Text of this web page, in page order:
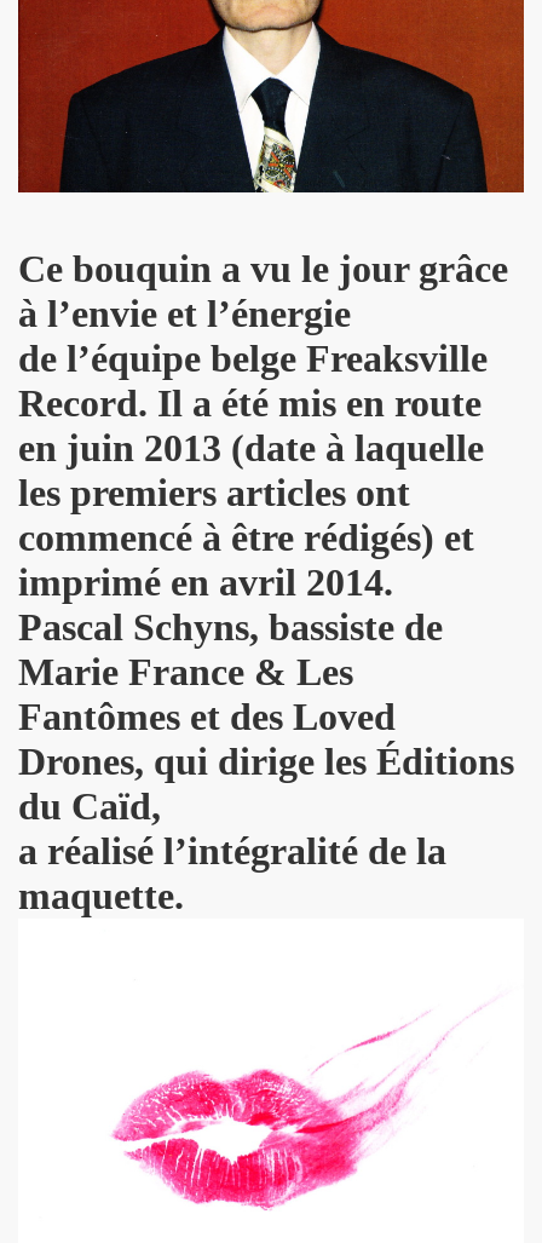
Ce bouquin a vu le jour grâce
à l’envie et l’énergie
de l’équipe belge Freaksville
Record. Il a été mis en route
en juin 2013 (date à laquelle
les premiers articles ont
commencé à être rédigés) et
imprimé en avril 2014.
Pascal Schyns, bassiste de
Marie France & Les
Fantômes et des Loved
Drones, qui dirige les Éditions
du Caïd,
a réalisé l’intégralité de la
maquette.
15 septembre 2019 a Paris pour la promotion de son
de vague à l'âme", "Tendre assassine") le 10 juillet
16 juillet 2019 a Paris pour son miniconcert "Tendre
concert le 27 juin 2019 a la Maroquinerie (Paris) :
album solo de YAROL POUPAUD.
avril 2019 a Paris pour la suite de l enregistrement de
concert") : chronique de son album "J'ai quelque
au 11 fevrier 2019 a Paris pour l enregistrement de
17 septembre 2018 a Paris.
en août 2018 pour rendre visite a MARIE FRANCE.
du 29 juin au 8 juillet 2018 pour le tournage du film
Duvall", "39 de fievre") : interview dans "La Gazette du
("Les rocks les plus terribles"), BOBBIE
auteur de huit textes de l album "JOHNNY,
fevrier 2018 a Paris.
de MARIE FRANCE (avec STAIV GENTIS) par
Jacques Duvall") dans l'exposition "DAHO L'AIME
CLASH ("Radio Clash sur Paris") le 9 septembre
Duvall", "39 de fievre") dans "JUKE BOX MAGAZINE"
HIGHAM : chronique detaillee.